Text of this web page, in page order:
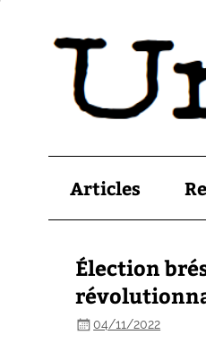
Articles
Élection
04/11/2022